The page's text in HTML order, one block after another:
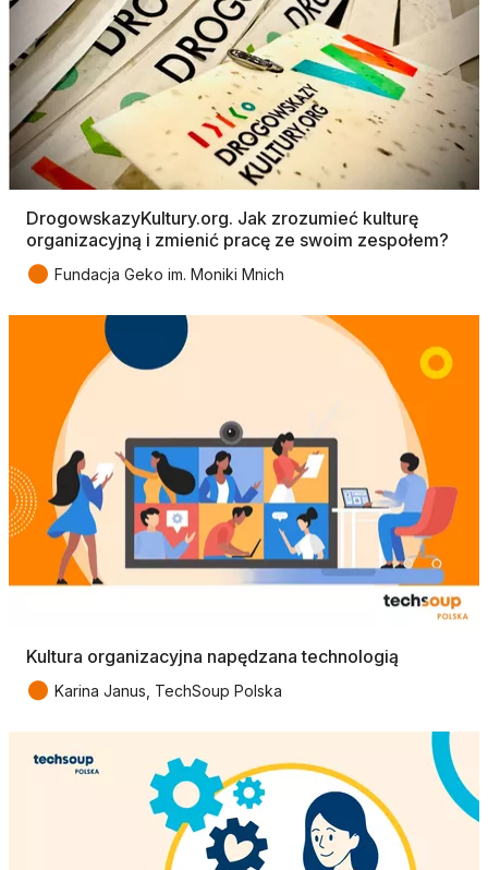
DrogowskazyKultury.org. Jak zrozumieć kulturę
organizacyjną i zmienić pracę ze swoim zespołem?
● Fundacja Geko im. Moniki Mnich
Kultura organizacyjna napędzana technologią
● Karina Janus, TechSoup Polska